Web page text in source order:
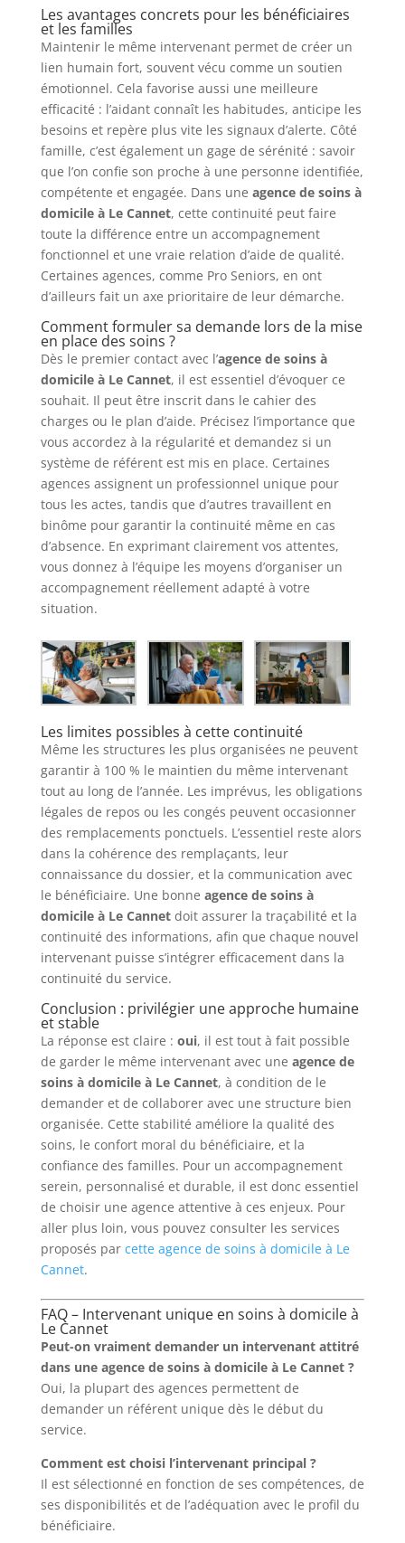
Les avantages concrets pour les bénéficiaires
et les familles
Maintenir le même intervenant permet de créer un
lien humain fort, souvent vécu comme un soutien
émotionnel. Cela favorise aussi une meilleure
efficacité : l’aidant connaît les habitudes, anticipe les
besoins et repère plus vite les signaux d’alerte. Côté
famille, c’est également un gage de sérénité : savoir
que l’on confie son proche à une personne identifiée,
compétente et engagée. Dans une agence de soins à
domicile à Le Cannet, cette continuité peut faire
toute la différence entre un accompagnement
fonctionnel et une vraie relation d’aide de qualité.
Certaines agences, comme Pro Seniors, en ont
d’ailleurs fait un axe prioritaire de leur démarche.
Comment formuler sa demande lors de la mise
en place des soins ?
Dès le premier contact avec l’agence de soins à
domicile à Le Cannet, il est essentiel d’évoquer ce
souhait. Il peut être inscrit dans le cahier des
charges ou le plan d’aide. Précisez l’importance que
vous accordez à la régularité et demandez si un
système de référent est mis en place. Certaines
agences assignent un professionnel unique pour
tous les actes, tandis que d’autres travaillent en
binôme pour garantir la continuité même en cas
d’absence. En exprimant clairement vos attentes,
vous donnez à l’équipe les moyens d’organiser un
accompagnement réellement adapté à votre
situation.
Les limites possibles à cette continuité
Même les structures les plus organisées ne peuvent
garantir à 100 % le maintien du même intervenant
tout au long de l’année. Les imprévus, les obligations
légales de repos ou les congés peuvent occasionner
des remplacements ponctuels. L’essentiel reste alors
dans la cohérence des remplaçants, leur
connaissance du dossier, et la communication avec
le bénéficiaire. Une bonne agence de soins à
domicile à Le Cannetdoit assurer la traçabilité et la
continuité des informations, afin que chaque nouvel
intervenant puisse s’intégrer efficacement dans la
continuité du service.
Conclusion : privilégier une approche humaine
et stable
La réponse est claire : oui, il est tout à fait possible
de garder le même intervenant avec une agence de
soins à domicile à Le Cannet, à condition de le
demander et de collaborer avec une structure bien
organisée. Cette stabilité améliore la qualité des
soins, le confort moral du bénéficiaire, et la
confiance des familles. Pour un accompagnement
serein, personnalisé et durable, il est donc essentiel
de choisir une agence attentive à ces enjeux. Pour
aller plus loin, vous pouvez consulter les services
proposés par cette agence de soins à domicile à Le
Cannet.
FAQ – Intervenant unique en soins à domicile à
Le Cannet
Peut-on vraiment demander un intervenant attitré
dans une agence de soins à domicile à Le Cannet ?
Oui, la plupart des agences permettent de
demander un référent unique dès le début du
service.
Comment est choisi l’intervenant principal ?
Il est sélectionné en fonction de ses compétences, de
ses disponibilités et de l’adéquation avec le profil du
bénéficiaire.